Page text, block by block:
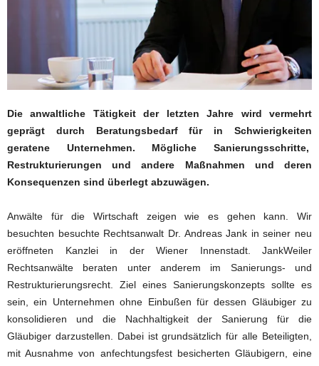
Die anwaltliche Tätigkeit der letzten Jahre wird vermehrt
geprägt durch Beratungsbedarf für in Schwierigkeiten
geratene Unternehmen. Mögliche Sanierungsschritte,
Restrukturierungen und andere Maßnahmen und deren
Konsequenzen sind überlegt abzuwägen.
Anwälte für die Wirtschaft zeigen wie es gehen kann. Wir
besuchten besuchte Rechtsanwalt Dr. Andreas Jank in seiner neu
eröffneten Kanzlei in der Wiener Innenstadt. JankWeiler
Rechtsanwälte beraten unter anderem im Sanierungs- und
Restrukturierungsrecht. Ziel eines Sanierungskonzepts sollte es
sein, ein Unternehmen ohne Einbußen für dessen Gläubiger zu
konsolidieren und die Nachhaltigkeit der Sanierung für die
Gläubiger darzustellen. Dabei ist grundsätzlich für alle Beteiligten,
mit Ausnahme von anfechtungsfest besicherten Gläubigern, eine